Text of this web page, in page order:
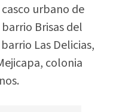
urbano de
Brisas del
Las Delicias,
colonia